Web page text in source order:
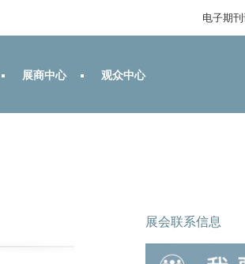
电子期
展商中心 观众中心
展会联系信息